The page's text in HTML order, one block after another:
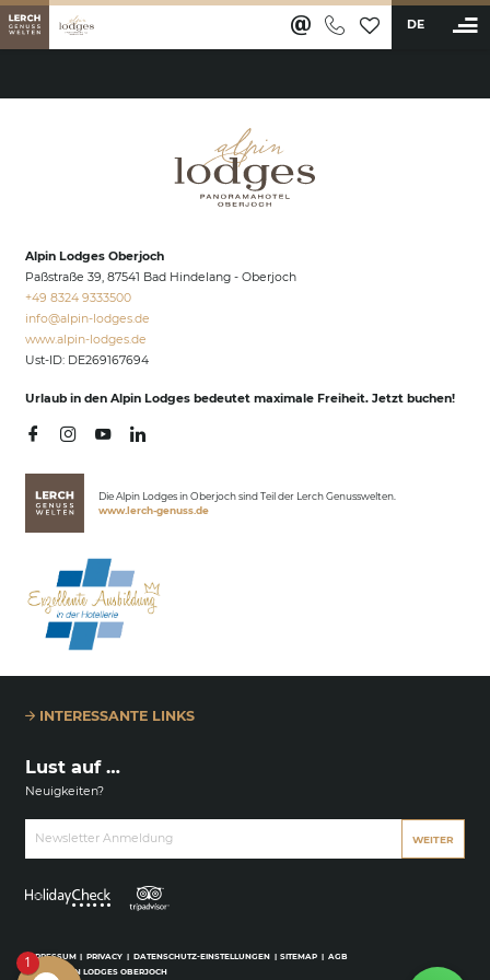
DE
Ferienwohnungen & Appartements
Wellness & Aktiv
Anwendungen & Massagen
Fitness & Sportangebot
Restaurants & Bar
Alpin Lodges Oberjoch
Paßstraße 39, 87541 Bad Hindelang - Oberjoch
+49 8324 9333500
info@alpin-lodges.de
www.alpin-lodges.de
Ust-ID: DE269167694
Urlaub in den Alpin Lodges bedeutet maximale Freiheit. Jetzt buchen!
Die Alpin Lodges in Oberjoch sind Teil der Lerch Genusswelten.
www.lerch-genuss.de
INTERESSANTE LINKS
Lust auf …
Neuigkeiten?
Newsletter Anmeldung WEITER
IMPRESSUM | PRIVACY | DATENSCHUTZ-EINSTELLUNGEN | SITEMAP | AGB
© 2026 ALPIN LODGES OBERJOCH
1